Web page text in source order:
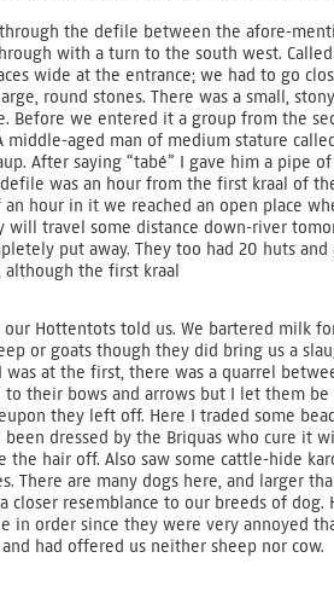
the defile between the afore-
with a turn to the south west.
wide at the entrance; we had to go
round stones. There was a small,
Before we entered it a group from the
middle-aged man of medium stature
After saying “tabé” I gave him a pipe
was an hour from the first kraal of
hour in it we reached an open place
will travel some distance down-river
put away. They too had 20 huts and
although the first kraal
Hottentots told us. We bartered milk
or goats though they did bring us a
was at the first, there was a quarrel
to their bows and arrows but I let them
they left off. Here I traded some
been dressed by the Briquas who cure it
the hair off. Also saw some cattle-hide
There are many dogs here, and larger
closer resemblance to our breeds of dog.
in order since they were very annoyed
had offered us neither sheep nor cow.